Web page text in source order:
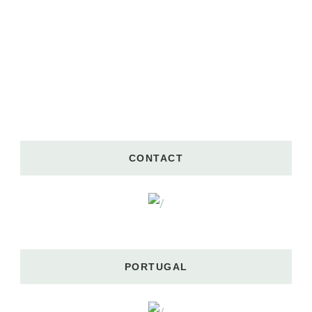
CONTACT
PORTUGAL